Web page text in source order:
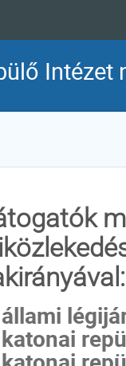
Intézet
állami
katonai